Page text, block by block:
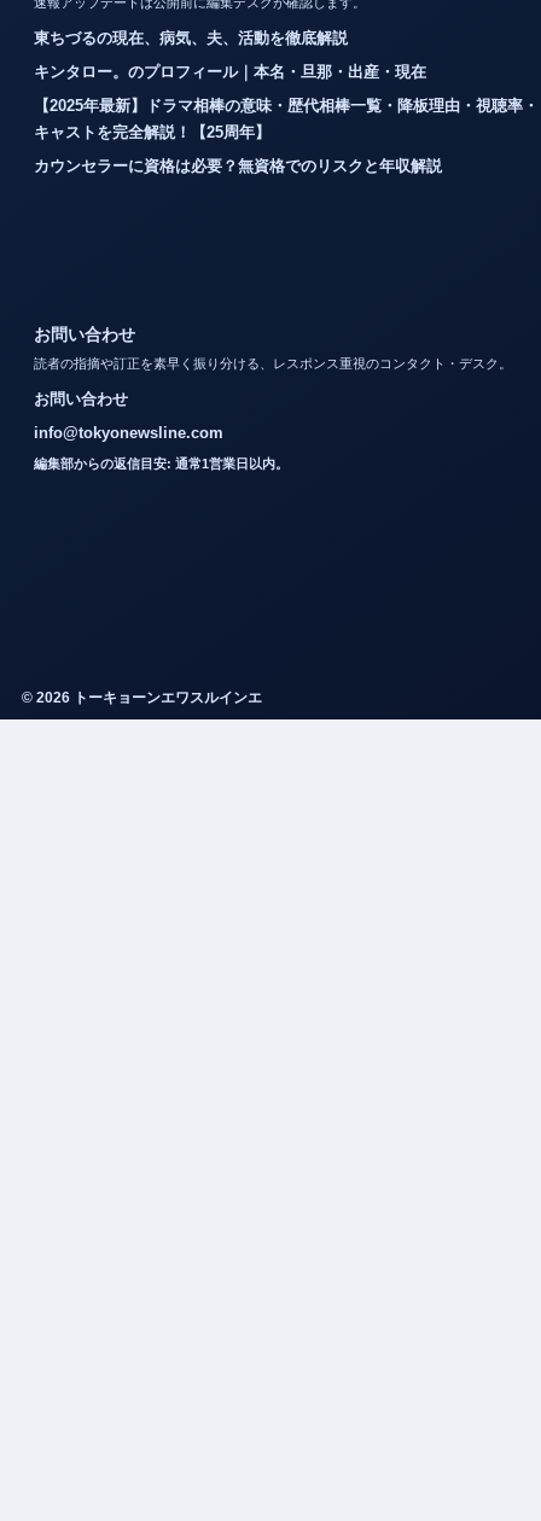
東ちづるの現在、病気、夫、活動を徹底解説
キンタロー。のプロフィール｜本名・旦那・出産・現在
【2025年最新】ドラマ相棒の意味・歴代相棒一覧・降板理由・視聴率・
キャストを完全解説！【25周年】
カウンセラーに資格は必要？無資格でのリスクと年収解説
お問い合わせ
読者の指摘や訂正を素早く振り分ける、レスポンス重視のコンタクト・デスク。
お問い合わせ
info@tokyonewsline.com
編集部からの返信目安: 通常1営業日以内。
© 2026 トーキョーンエワスルインエ